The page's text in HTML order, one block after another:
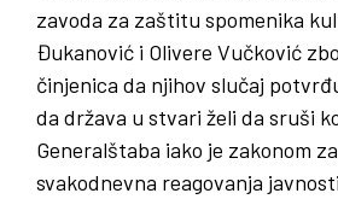
zavoda za zaštitu spomenika
Đukanović i Olivere Vučković
činjenica da njihov slučaj
da država u stvari želi da sruši
Generalštaba iako je zakonom
svakodnevna reagovanja